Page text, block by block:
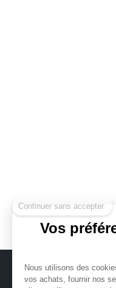
Vos
Nous utilisons des
vos achats, fournir nos
MICHENAUD.COM